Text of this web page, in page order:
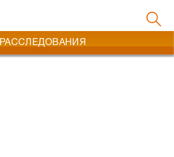
РАССЛЕДОВАНИЯ